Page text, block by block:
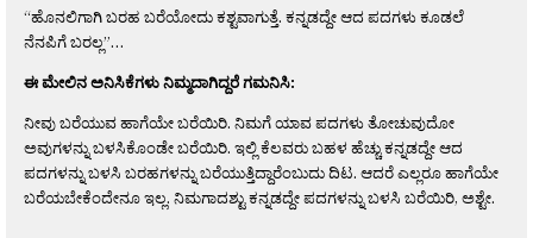
“ಹೊನಲಿಗಾಗಿ ಬರಹ ಬರೆಯೋದು ಕಶ್ಟವಾಗುತ್ತೆ. ಕನ್ನಡದ್ದೇ ಆದ ಪದಗಳು ಕೂಡಲೆ
ನೆನಪಿಗೆ ಬರಲ್ಲ”…
ಈ ಮೇಲಿನ ಅನಿಸಿಕೆಗಳು ನಿಮ್ಮದಾಗಿದ್ದರೆ ಗಮನಿಸಿ:
ನೀವು ಬರೆಯುವ ಹಾಗೆಯೇ ಬರೆಯಿರಿ. ನಿಮಗೆ ಯಾವ ಪದಗಳು ತೋಚುವುದೋ
ಅವುಗಳನ್ನು ಬಳಸಿಕೊಂಡೇ ಬರೆಯಿರಿ. ಇಲ್ಲಿ ಕೆಲವರು ಬಹಳ ಹೆಚ್ಚು ಕನ್ನಡದ್ದೇ ಆದ
ಪದಗಳನ್ನು ಬಳಸಿ ಬರಹಗಳನ್ನು ಬರೆಯುತ್ತಿದ್ದಾರೆಂಬುದು ದಿಟ. ಆದರೆ ಎಲ್ಲರೂ ಹಾಗೆಯೇ
ಬರೆಯಬೇಕೆಂದೇನೂ ಇಲ್ಲ. ನಿಮಗಾದಶ್ಟು ಕನ್ನಡದ್ದೇ ಪದಗಳನ್ನು ಬಳಸಿ ಬರೆಯಿರಿ, ಅಶ್ಟೇ.